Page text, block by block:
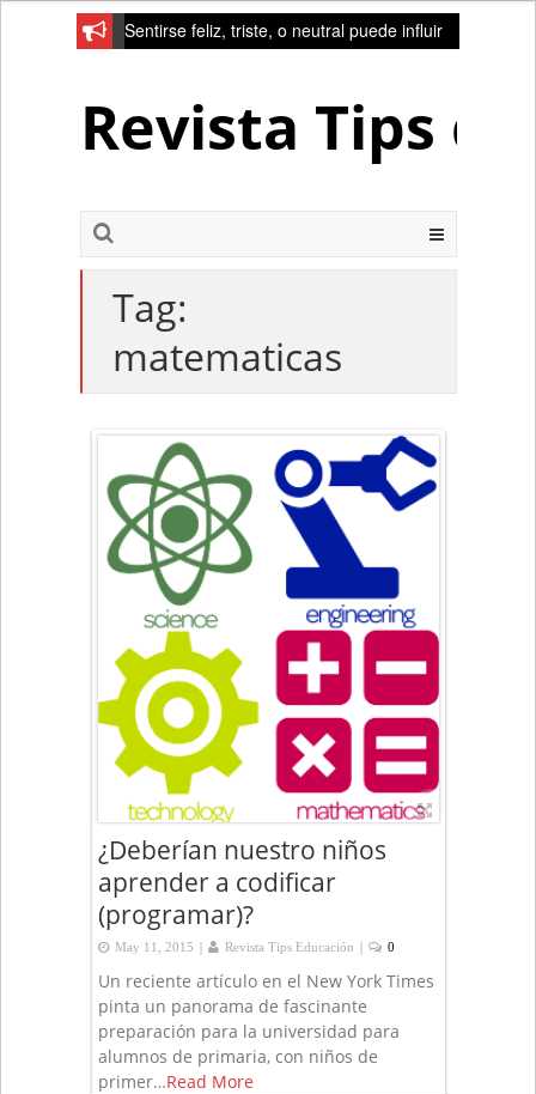
Sentirse feliz, triste, o neutral puede influir
Revista Tips
Tag:
matematicas
¿Deberían nuestro niños
aprender a codificar
(programar)?
May 11, 2015 | Revista Tips Educación | 0
Un reciente artículo en el New York Times
pinta un panorama de fascinante
preparación para la universidad para
alumnos de primaria, con niños de
primer…Read More